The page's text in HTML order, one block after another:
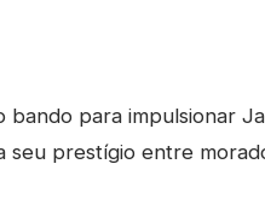
bando para impulsionar
seu prestígio entre